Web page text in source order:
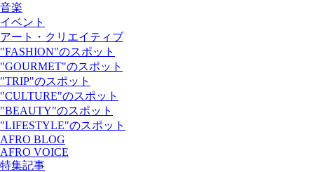
音楽
イベント
アート・クリエイティブ
"FASHION"のスポット
"GOURMET"のスポット
"TRIP"のスポット
"CULTURE"のスポット
"BEAUTY"のスポット
"LIFESTYLE"のスポット
AFRO BLOG
AFRO VOICE
特集記事